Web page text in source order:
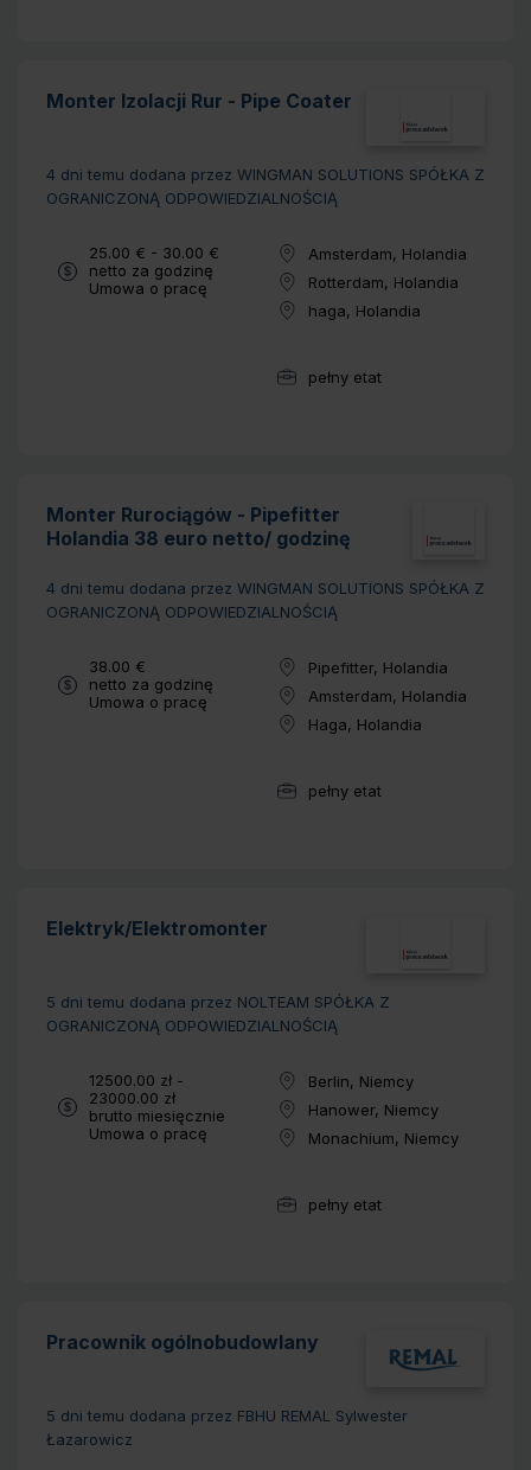
Monter Izolacji Rur - Pipe Coater
4 dni temu dodana przez WINGMAN SOLUTIONS SPÓŁKA Z
OGRANICZONĄ ODPOWIEDZIALNOŚCIĄ
Wynagrodzenie:
25.00 € - 30.00 €
netto za godzinę
Typ umowy:
Umowa o pracę
Lokalizacja:
Amsterdam, Holandia
Lokalizacja:
Rotterdam, Holandia
Lokalizacja:
haga, Holandia
Wymiar pracy:
pełny etat
Monter Rurociągów - Pipefitter
Holandia 38 euro netto/ godzinę
4 dni temu dodana przez WINGMAN SOLUTIONS SPÓŁKA Z
OGRANICZONĄ ODPOWIEDZIALNOŚCIĄ
Wynagrodzenie:
38.00 €
netto za godzinę
Typ umowy:
Umowa o pracę
Lokalizacja:
Pipefitter, Holandia
Lokalizacja:
Amsterdam, Holandia
Lokalizacja:
Haga, Holandia
Wymiar pracy:
pełny etat
Elektryk/Elektromonter
5 dni temu dodana przez NOLTEAM SPÓŁKA Z
OGRANICZONĄ ODPOWIEDZIALNOŚCIĄ
Wynagrodzenie:
12500.00 zł -
23000.00 zł
brutto miesięcznie
Typ umowy:
Umowa o pracę
Lokalizacja:
Berlin, Niemcy
Lokalizacja:
Hanower, Niemcy
Lokalizacja:
Monachium, Niemcy
Wymiar pracy:
pełny etat
Pracownik ogólnobudowlany
5 dni temu dodana przez FBHU REMAL Sylwester
Łazarowicz